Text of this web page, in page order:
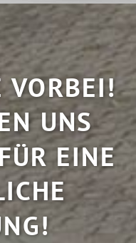
VORBEI!
UNS
EINE